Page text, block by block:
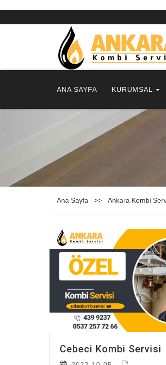
ANA SAYFA KURUMSAL
Ana Sayfa Ankara Kombi
Cebeci Kombi Servisi